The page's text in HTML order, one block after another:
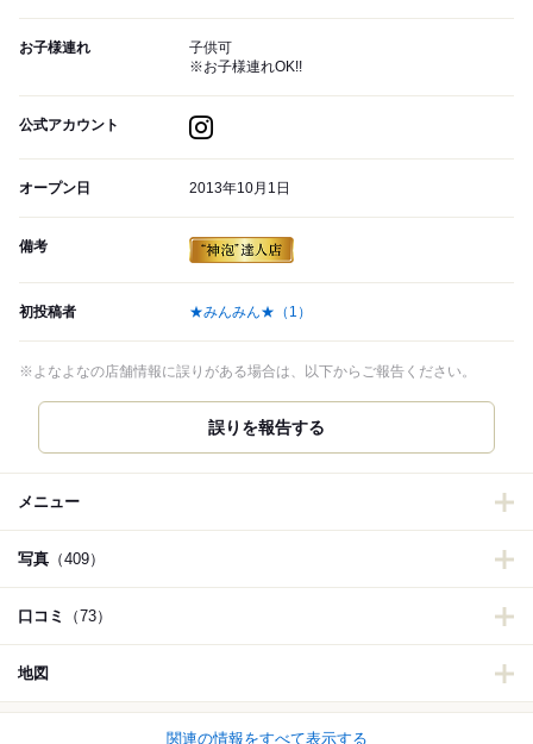
お子様連れ
子供可
※お子様連れOK!!
公式アカウント
オープン日 2013年10月1日
備考
初投稿者 ★みんみん★ （1）
※よなよなの店舗情報に誤りがある場合は、以下からご報告ください。
誤りを報告する
メニュー
写真 （409）
口コミ （73）
地図
関連の情報をすべて表示する